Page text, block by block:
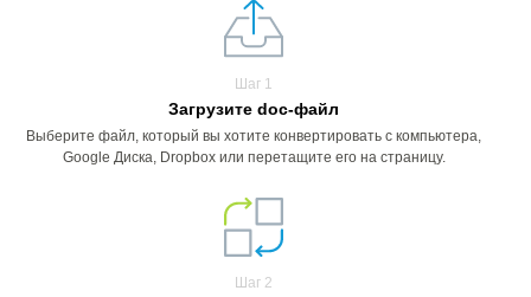
Шаг 1
Загрузите doc-файл
Выберите файл, который вы хотите конвертировать с компьютера,
Google Диска, Dropbox или перетащите его на страницу.
Шаг 2